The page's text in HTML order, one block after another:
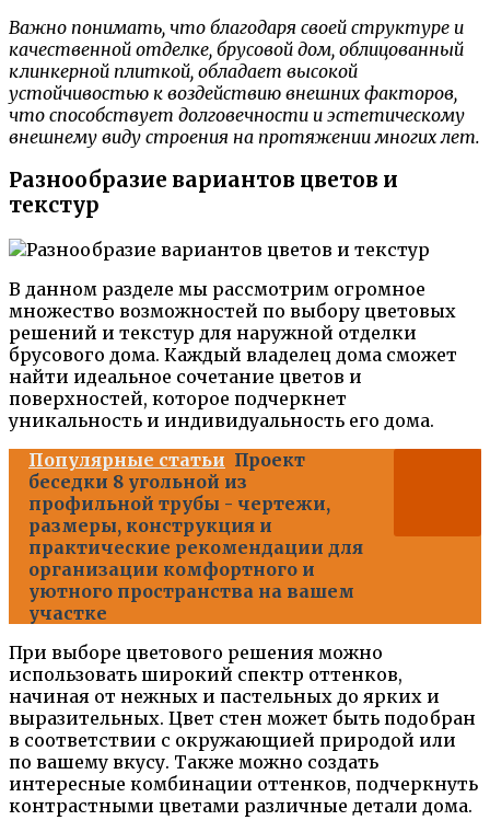
Важно понимать, что благодаря своей структуре и
качественной отделке, брусовой дом, облицованный
клинкерной плиткой, обладает высокой
устойчивостью к воздействию внешних факторов,
что способствует долговечности и эстетическому
внешнему виду строения на протяжении многих лет.
Разнообразие вариантов цветов и
текстур
В данном разделе мы рассмотрим огромное
множество возможностей по выбору цветовых
решений и текстур для наружной отделки
брусового дома. Каждый владелец дома сможет
найти идеальное сочетание цветов и
поверхностей, которое подчеркнет
уникальность и индивидуальность его дома.
Популярные статьи Проект
беседки 8 угольной из
профильной трубы - чертежи,
размеры, конструкция и
практические рекомендации для
организации комфортного и
уютного пространства на вашем
участке
При выборе цветового решения можно
использовать широкий спектр оттенков,
начиная от нежных и пастельных до ярких и
выразительных. Цвет стен может быть подобран
в соответствии с окружающией природой или
по вашему вкусу. Также можно создать
интересные комбинации оттенков, подчеркнуть
контрастными цветами различные детали дома.